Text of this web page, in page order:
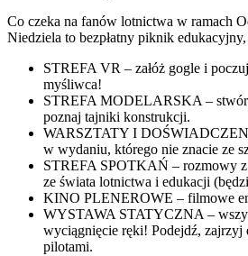
Co czeka na fanów lotnictwa w ramach
Niedziela to bezpłatny piknik
STREFA VR – załóż gogle i
myśliwca!
STREFA MODELARSKA –
poznaj tajniki konstrukcji.
WARSZTATY I
w wydaniu, którego nie znacie ze
STREFA SPOTKAŃ – rozmowy
ze świata lotnictwa i edukacji
KINO PLENEROWE – filmowe
WYSTAWA STATYCZNA –
wyciągnięcie ręki! Podejdź, zajrzyj
pilotami.